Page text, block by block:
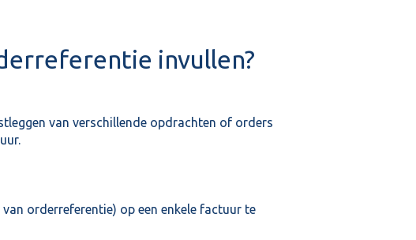
invullen?
van verschillende opdrachten of orders
orderreferentie) op een enkele factuur te